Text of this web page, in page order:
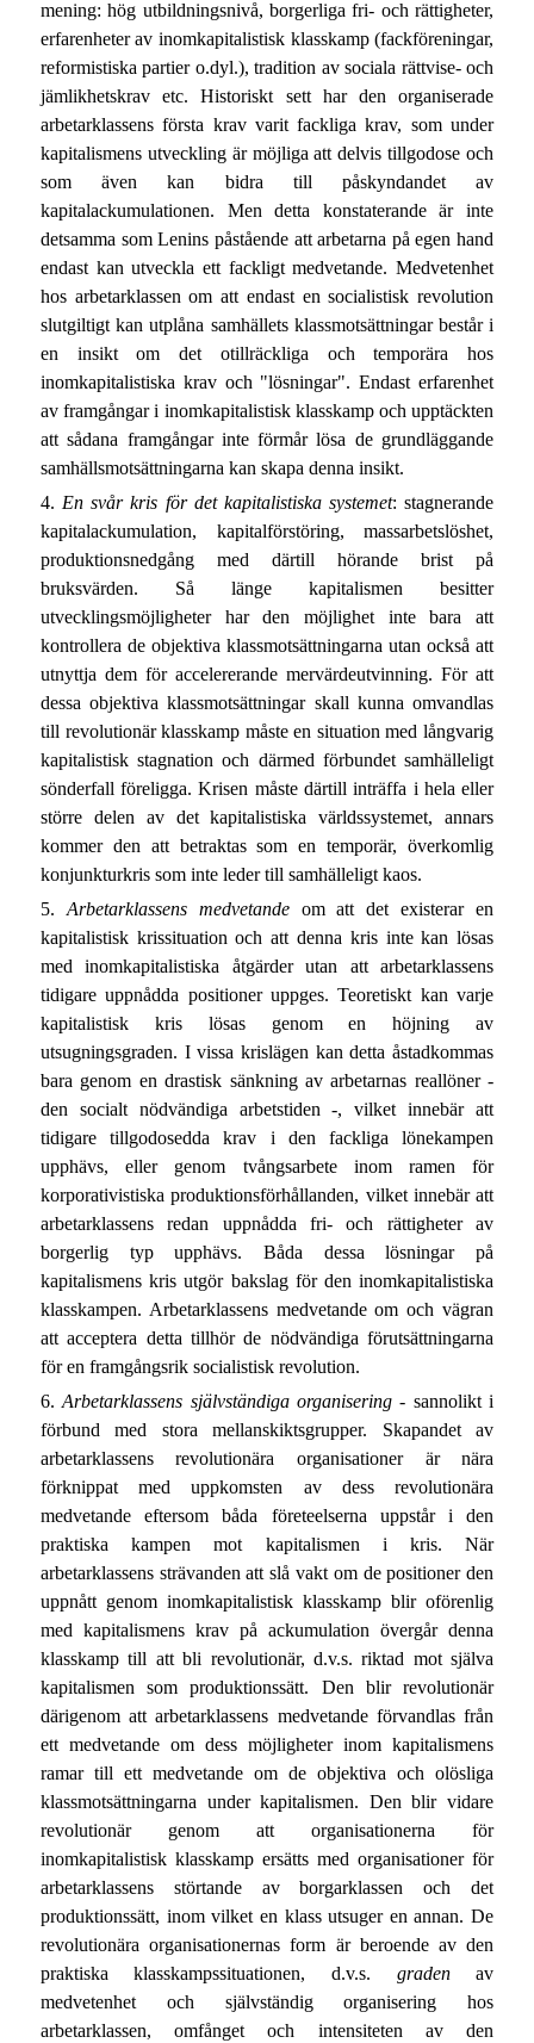
mening: hög utbildningsnivå, borgerliga fri- och rättigheter,
erfarenheter av inomkapitalistisk klasskamp (fackföreningar,
reformistiska partier o.dyl.), tradition av sociala rättvise- och
jämlikhetskrav etc. Historiskt sett har den organiserade
arbetarklassens första krav varit fackliga krav, som under
kapitalismens utveckling är möjliga att delvis tillgodose och
som även kan bidra till påskyndandet av
kapitalackumulationen. Men detta konstaterande är inte
detsamma som Lenins påstående att arbetarna på egen hand
endast kan utveckla ett fackligt medvetande. Medvetenhet
hos arbetarklassen om att endast en socialistisk revolution
slutgiltigt kan utplåna samhällets klassmotsättningar består i
en insikt om det otillräckliga och temporära hos
inomkapitalistiska krav och "lösningar". Endast erfarenhet
av framgångar i inomkapitalistisk klasskamp och upptäckten
att sådana framgångar inte förmår lösa de grundläggande
samhällsmotsättningarna kan skapa denna insikt.
4. En svår kris för det kapitalistiska systemet: stagnerande
kapitalackumulation, kapitalförstöring, massarbetslöshet,
produktionsnedgång med därtill hörande brist på
bruksvärden. Så länge kapitalismen besitter
utvecklingsmöjligheter har den möjlighet inte bara att
kontrollera de objektiva klassmotsättningarna utan också att
utnyttja dem för accelererande mervärdeutvinning. För att
dessa objektiva klassmotsättningar skall kunna omvandlas
till revolutionär klasskamp måste en situation med långvarig
kapitalistisk stagnation och därmed förbundet samhälleligt
sönderfall föreligga. Krisen måste därtill inträffa i hela eller
större delen av det kapitalistiska världssystemet, annars
kommer den att betraktas som en temporär, överkomlig
konjunkturkris som inte leder till samhälleligt kaos.
5. Arbetarklassens medvetandeom att det existerar en
kapitalistisk krissituation och att denna kris inte kan lösas
med inomkapitalistiska åtgärder utan att arbetarklassens
tidigare uppnådda positioner uppges. Teoretiskt kan varje
kapitalistisk kris lösas genom en höjning av
utsugningsgraden. I vissa krislägen kan detta åstadkommas
bara genom en drastisk sänkning av arbetarnas reallöner -
den socialt nödvändiga arbetstiden -, vilket innebär att
tidigare tillgodosedda krav i den fackliga lönekampen
upphävs, eller genom tvångsarbete inom ramen för
korporativistiska produktionsförhållanden, vilket innebär att
arbetarklassens redan uppnådda fri- och rättigheter av
borgerlig typ upphävs. Båda dessa lösningar på
kapitalismens kris utgör bakslag för den inomkapitalistiska
klasskampen. Arbetarklassens medvetande om och vägran
att acceptera detta tillhör de nödvändiga förutsättningarna
för en framgångsrik socialistisk revolution.
6.Arbetarklassens självständiga organisering - sannolikt i
förbund med stora mellanskiktsgrupper. Skapandet av
arbetarklassens revolutionära organisationer är nära
förknippat med uppkomsten av dess revolutionära
medvetande eftersom båda företeelserna uppstår i den
praktiska kampen mot kapitalismen i kris. När
arbetarklassens strävanden att slå vakt om de positioner den
uppnått genom inomkapitalistisk klasskamp blir oförenlig
med kapitalismens krav på ackumulation övergår denna
klasskamp till att bli revolutionär, d.v.s. riktad mot själva
kapitalismen som produktionssätt. Den blir revolutionär
därigenom att arbetarklassens medvetande förvandlas från
ett medvetande om dess möjligheter inom kapitalismens
ramar till ett medvetande om de objektiva och olösliga
klassmotsättningarna under kapitalismen. Den blir vidare
revolutionär genom att organisationerna för
inomkapitalistisk klasskamp ersätts med organisationer för
arbetarklassens störtande av borgarklassen och det
produktionssätt, inom vilket en klass utsuger en annan. De
revolutionära organisationernas form är beroende av den
praktiska klasskampssituationen, d.v.s. gradenav
medvetenhet och självständig organisering hos
arbetarklassen, omfånget och intensiteten av den